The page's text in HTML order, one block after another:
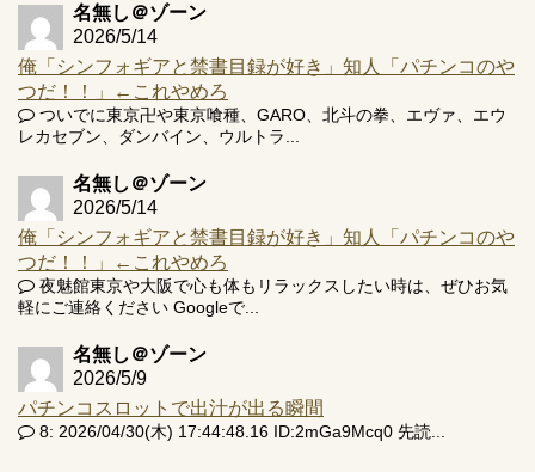
名無し＠ゾーン
2026/5/14
俺「シンフォギアと禁書目録が好き」知人「パチンコのや
つだ！！」←これやめろ
ついでに東京卍や東京喰種、GARO、北斗の拳、エヴァ、エウ
レカセブン、ダンバイン、ウルトラ...
名無し＠ゾーン
2026/5/14
俺「シンフォギアと禁書目録が好き」知人「パチンコのや
つだ！！」←これやめろ
夜魅館東京や大阪で心も体もリラックスしたい時は、ぜひお気
軽にご連絡ください Googleで...
名無し＠ゾーン
2026/5/9
パチンコスロットで出汁が出る瞬間
8: 2026/04/30(木) 17:44:48.16 ID:2mGa9Mcq0 先読...